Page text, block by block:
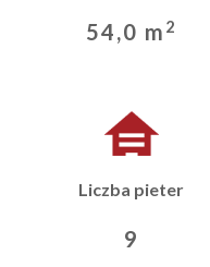
54,0 m 2
Liczba pieter
9